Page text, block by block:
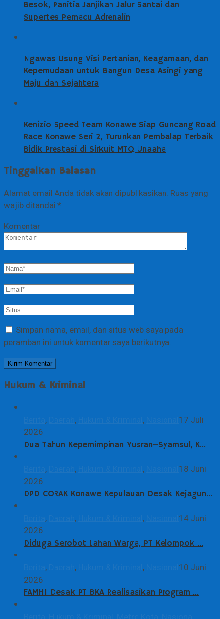
Besok, Panitia Janjikan Jalur Santai dan
Supertes Pemacu Adrenalin
Ngawas Usung Visi Pertanian, Keagamaan, dan
Kepemudaan untuk Bangun Desa Asingi yang
Maju dan Sejahtera
Kenizio Speed Team Konawe Siap Guncang Road
Race Konawe Seri 2, Turunkan Pembalap Terbaik
Bidik Prestasi di Sirkuit MTQ Unaaha
Tinggalkan Balasan
Alamat email Anda tidak akan dipublikasikan. Ruas yang
wajib ditandai *
Komentar
Simpan nama, email, dan situs web saya pada
peramban ini untuk komentar saya berikutnya.
Hukum & Kriminal
, , ,
17 Juli
2026
Dua Tahun Kepemimpinan Yusran–Syamsul, K…
, , ,
18 Juni
2026
DPD CORAK Konawe Kepulauan Desak Kejagun…
, , ,
14 Juni
2026
Diduga Serobot Lahan Warga, PT Kelompok …
, , ,
10 Juni
2026
FAMHI Desak PT BKA Realisasikan Program …